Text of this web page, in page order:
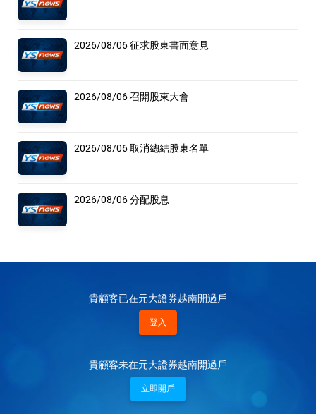
2026/08/06 征求股東書面意見
2026/08/06 召開股東大會
2026/08/06 取消總結股東名單
2026/08/06 分配股息
貴顧客已在元大證券越南開過戶
登入
貴顧客未在元大證券越南開過戶
立即開戶